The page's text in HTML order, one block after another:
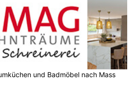
und Badmöbel nach Mass